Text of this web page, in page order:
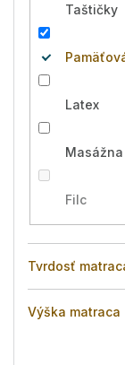
Taštičky
Latex
Filc
Tvrdosť
Výška matraca